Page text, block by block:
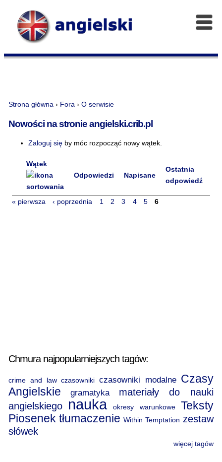
Strona główna› Fora› O serwisie
Nowości na stronie angielski.crib.pl
Zaloguj sięby móc rozpocząć nowy wątek.
Wątek
Odpowiedzi
Napisane
Ostatnia
odpowiedź
« pierwsza ‹ poprzednia 1 2 3 4 5 6
Chmura najpopularniejszych tagów:
crime and law czasowniki czasowniki modalne Czasy
Angielskie
gramatyka
materiały do nauki
angielskiego
nauka okresy warunkowe
Teksty
Piosenek tłumaczenie Within Temptation zestaw
słówek
więcej tagów